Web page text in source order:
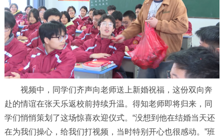
视频中，同学们齐声向老师送上新婚祝福，这份双向奔
赴的情谊在张天乐返校前持续升温。得知老师即将归来，同
学们悄悄策划了这场惊喜欢迎仪式。“没想到他在结婚当天还
在为我们操心，给我们打视频，当时特别开心也很感动。”班